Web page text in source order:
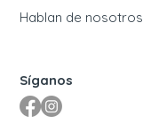
Hablan de nosotros
Síganos